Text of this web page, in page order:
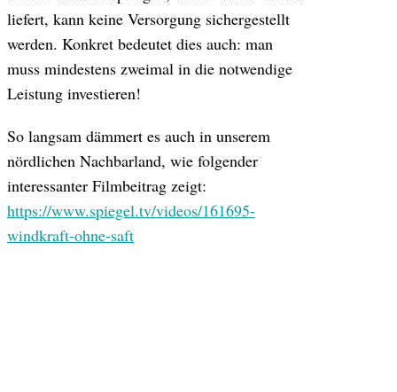
liefert, kann keine Versorgung sichergestellt
werden. Konkret bedeutet dies auch: man
muss mindestens zweimal in die notwendige
Leistung investieren!
So langsam dämmert es auch in unserem
nördlichen Nachbarland, wie folgender
interessanter Filmbeitrag zeigt:
https://www.spiegel.tv/videos/161695-
windkraft-ohne-saft